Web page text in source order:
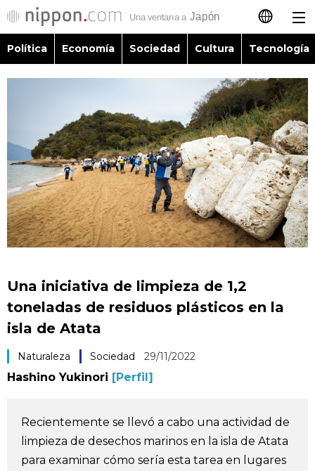
日本語
English
简体字
繁體字
Français
العربية
Política
Economía
Sociedad
Tecnología
Vida
Guía de Japón
Vídeos e imágenes
En profundidad
Política Economía Sociedad Cultura Tecnología
Una iniciativa de limpieza de 1,2
toneladas de residuos plásticos en la
isla de Atata
Naturaleza Sociedad 29/11/2022
Hashino Yukinori [Perfil]
Recientemente se llevó a cabo una actividad de
limpieza de desechos marinos en la isla de Atata
para examinar cómo sería esta tarea en lugares